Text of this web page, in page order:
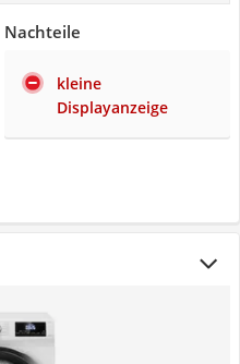
Nachteile
kleine
Displayanzeige